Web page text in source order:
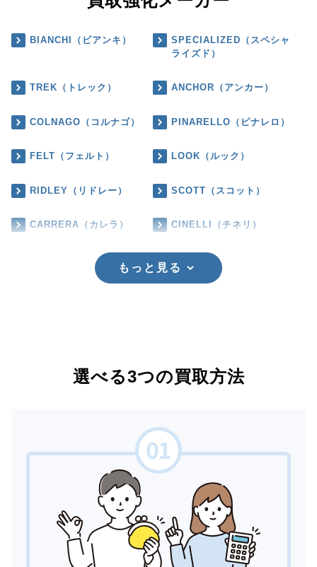
BIANCHI（ビアンキ）
SPECIALIZED（スペシャ
ライズド）
TREK（トレック） ANCHOR（アンカー）
COLNAGO（コルナゴ） PINARELLO（ピナレロ）
FELT（フェルト） LOOK（ルック）
RIDLEY（リドレー） SCOTT（スコット）
CARRERA（カレラ） CINELLI（チネリ）
もっと見る
選べる3つの買取方法